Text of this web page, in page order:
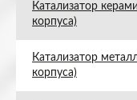
Катализатор
корпуса)
Катализатор
корпуса)